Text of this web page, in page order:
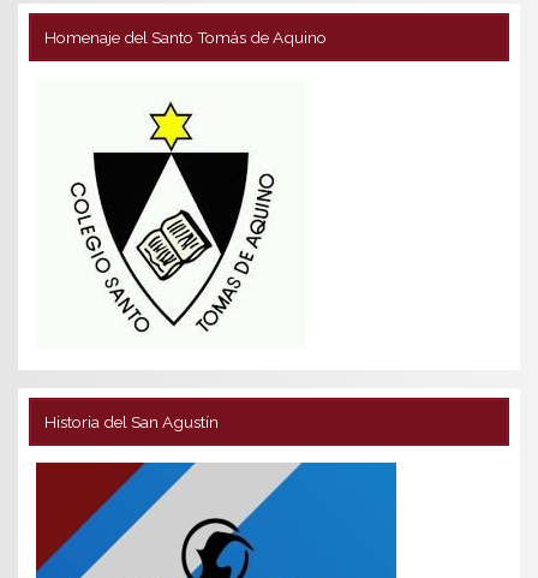
Homenaje del Santo Tomás de Aquino
Historia del San Agustín